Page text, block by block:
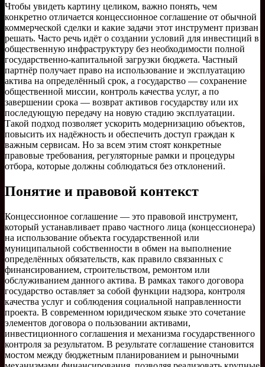
Чтобы увидеть картину целиком, важно понять, чем
конкретно отличается концессионное соглашение от обычной
коммерческой сделки и какие задачи этот инструмент призван
решать. Часто речь идёт о создании условий для инвестиций в
общественную инфраструктуру без необходимости полной
государственно-капитальной загрузки бюджета. Частный
партнёр получает право на использование и эксплуатацию
актива на определённый срок, а государство — сохранение
общественной миссии, контроль качества услуг, а по
завершении срока — возврат активов государству или их
последующую передачу на новую стадию эксплуатации.
Такой подход позволяет ускорить модернизацию объектов,
повысить их надёжность и обеспечить доступ граждан к
важным сервисам. Но за всем этим стоят конкретные
правовые требования, регуляторные рамки и процедуры
отбора, которые должны соблюдаться без отклонений.
Понятие и правовой контекст
Концессионное соглашение — это правовой инструмент,
который устанавливает право частного лица (концессионера)
на использование объекта государственной или
муниципальной собственности в обмен на выполнение
определённых обязательств, как правило связанных с
финансированием, строительством, ремонтом или
обслуживанием данного актива. В рамках такого договора
государство оставляет за собой функции надзора, контроля
качества услуг и соблюдения социальной направленности
проекта. В современном юридическом языке это сочетание
элементов договора о пользовании активами,
инвестиционного соглашения и механизма государственного
контроля за результатом. В результате соглашение становится
мостом между бюджетным планированием и рыночными